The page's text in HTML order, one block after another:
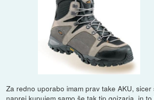
Za redno uporabo imam prav take AKU, sicer
naprej kupujem samo še tak tip gojzarja, in